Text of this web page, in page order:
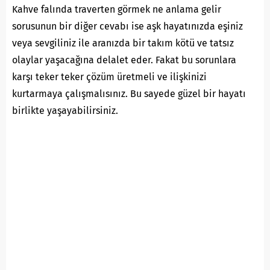
Kahve falında traverten görmek ne anlama gelir
sorusunun bir diğer cevabı ise aşk hayatınızda eşiniz
veya sevgiliniz ile aranızda bir takım kötü ve tatsız
olaylar yaşacağına delalet eder. Fakat bu sorunlara
karşı teker teker çözüm üretmeli ve ilişkinizi
kurtarmaya çalışmalısınız. Bu sayede güzel bir hayatı
birlikte yaşayabilirsiniz.